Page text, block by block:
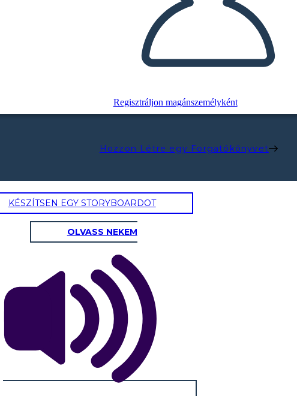
Regisztráljon magánszemélyként
Hozzon Létre egy Forgatókönyvet
KÉSZÍTSEN EGY STORYBOARDOT
OLVASS NEKEM